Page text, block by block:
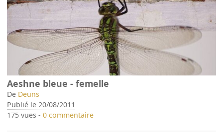
Aeshne bleue - femelle
De Deuns
Publié le 20/08/2011
175 vues -0 commentaire